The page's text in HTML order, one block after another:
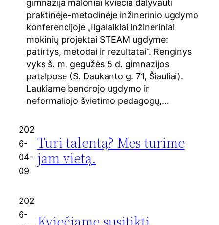
gimnazija maloniai kviečia dalyvauti
praktinėje-metodinėje inžinerinio ugdymo
konferencijoje „Ilgalaikiai inžineriniai
mokinių projektai STEAM ugdyme:
patirtys, metodai ir rezultatai“. Renginys
vyks š. m. gegužės 5 d. gimnazijos
patalpose (S. Daukanto g. 71, Šiauliai).
Laukiame bendrojo ugdymo ir
neformaliojo švietimo pedagogų,…
202
6-
04-
09
Turi talentą? Mes turime
jam vietą.
202
6-